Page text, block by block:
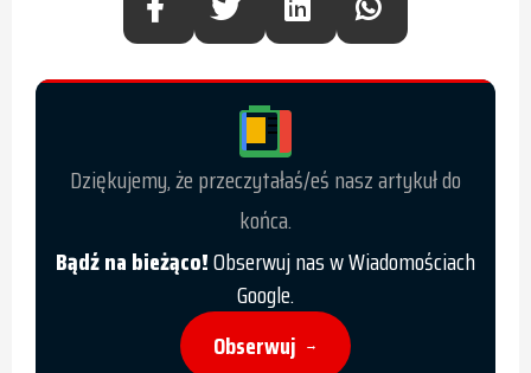
Dziękujemy, że przeczytałaś/eś nasz artykuł do
końca.
Bądź na bieżąco!Obserwuj nas w Wiadomościach
Google.
Obserwuj →